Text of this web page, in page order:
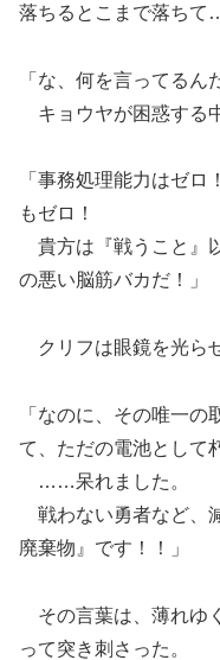
落ちるとこまで落ちて
「な、何を言ってる
キョウヤが困惑する
「事務処理能力はゼ
もゼロ！
貴方は『戦うこと』
の悪い脳筋バカだ！」
クリフは眼鏡を光ら
「なのに、その唯一
て、ただの電池として
……呆れました。
戦わない勇者など、
廃棄物』です！！」
その言葉は、薄れゆ
って突き刺さった。